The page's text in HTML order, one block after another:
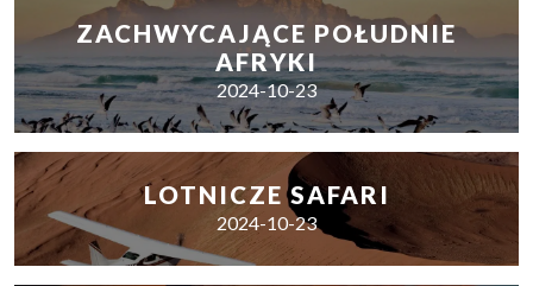
ZACHWYCAJĄCE POŁUDNIE
AFRYKI
2024-10-23
LOTNICZE SAFARI
2024-10-23